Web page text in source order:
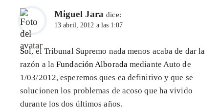
Miguel Jara dice:
13 abril, 2012 a las 1:07
Sol, el Tribunal Supremo nada menos acaba de dar la
razón a laFundación Alborada mediante Auto de
1/03/2012, esperemos ques ea definitivo y que se
solucionen los problemas de acoso que ha vivido
durante los dos últimos años.